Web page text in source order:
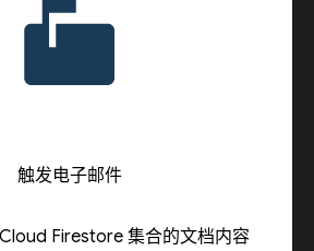
触发电子邮件
Firestore 集合的文档内容